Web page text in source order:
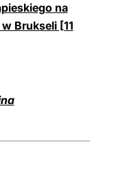
na
Brukseli [11